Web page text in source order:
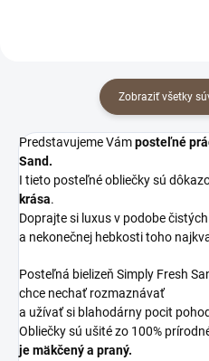
Zobraziť všetky
Predstavujeme Vámposteľné
Sand.
I tieto posteľné obliečky sú
krása.
Doprajte si luxus v podobe
a nekonečnej hebkosti toho
Posteľná bielizeň Simply Fresh
chce nechať rozmaznávať
a užívať si blahodárny pocit
Obliečky sú ušité zo 100%
je mäkčený a praný.